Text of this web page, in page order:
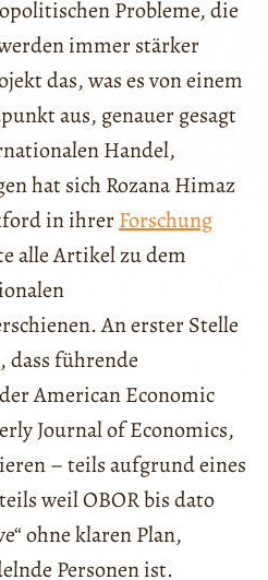
Probleme, die
immer stärker
das, was es von einem
aus, genauer gesagt
Handel,
hat sich Rozana Himaz
in ihrerForschung
alle Artikel zu dem
An erster Stelle
dass führende
American Economic
Journal of Economics,
– teils aufgrund eines
weil OBOR bis dato
ohne klaren Plan,
Personen ist.